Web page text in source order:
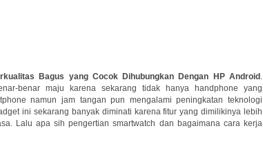
Bagus yang Cocok Dihubungkan Dengan HP Android .
benar maju karena sekarang tidak hanya handphone yang
namun jam tangan pun mengalami peningkatan teknologi
ini sekarang banyak diminati karena fitur yang dimilikinya lebih
Lalu apa sih pengertian smartwatch dan bagaimana cara kerja